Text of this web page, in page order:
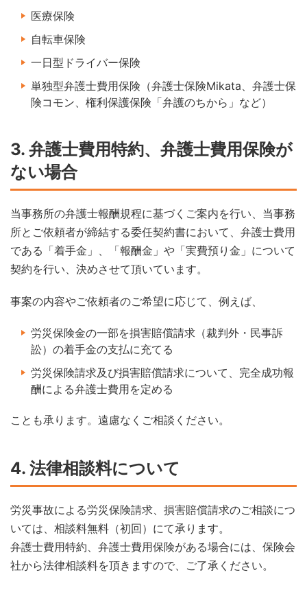
医療保険
自転車保険
一日型ドライバー保険
単独型弁護士費用保険（弁護士保険Mikata、弁護士保
険コモン、権利保護保険「弁護のちから」など）
3. 弁護士費用特約、弁護士費用保険が
ない場合
当事務所の弁護士報酬規程に基づくご案内を行い、当事務
所とご依頼者が締結する委任契約書において、弁護士費用
である「着手金」、「報酬金」や「実費預り金」について
契約を行い、決めさせて頂いています。
事案の内容やご依頼者のご希望に応じて、例えば、
労災保険金の一部を損害賠償請求（裁判外・民事訴
訟）の着手金の支払に充てる
労災保険請求及び損害賠償請求について、完全成功報
酬による弁護士費用を定める
ことも承ります。遠慮なくご相談ください。
4. 法律相談料について
労災事故による労災保険請求、損害賠償請求のご相談につ
いては、相談料無料（初回）にて承ります。
弁護士費用特約、弁護士費用保険がある場合には、保険会
社から法律相談料を頂きますので、ご了承ください。